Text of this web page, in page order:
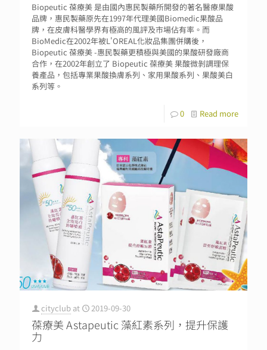
Biopeutic 葆療美 是由國內惠民製藥所開發的著名醫療果酸
品牌，惠民製藥原先在1997年代理美國Biomedic果酸品
牌，在皮膚科醫學界有極高的風評及市場佔有率。而
BioMedic在2002年被L'OREAL化妝品集團併購後，
Biopeutic 葆療美 -惠民製藥更積極與美國的果酸研發廠商
合作，在2002年創立了 Biopeutic 葆療美 果酸微剝調理保
養產品，包括專業果酸換膚系列、家用果酸系列、果酸美白
系列等。
0 Read more
cityclub at 2019-09-30
葆療美 Astapeutic 藻紅素系列，提升保護
力